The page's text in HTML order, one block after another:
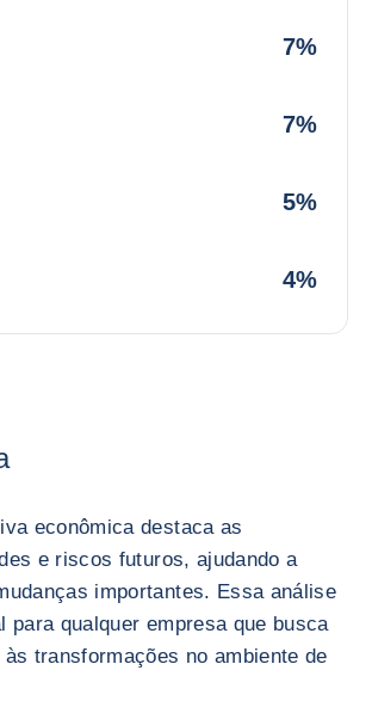
7%
7%
5%
4%
econômica destaca as
e riscos futuros, ajudando a
importantes. Essa análise
para qualquer empresa que busca
transformações no ambiente de